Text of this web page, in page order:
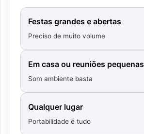
Festas grandes e abertas
Preciso de muito volume
Em casa ou reuniões pequenas
Som ambiente basta
Qualquer lugar
Portabilidade é tudo